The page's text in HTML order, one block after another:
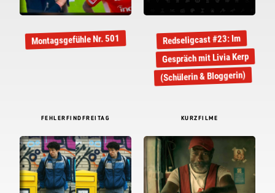
Montagsgefühle Nr. 501 Redseligcast #23: Im
Gespräch mit Livia Kerp
(Schülerin & Bloggerin)
FEHLERFINDFREITAG KURZFILME